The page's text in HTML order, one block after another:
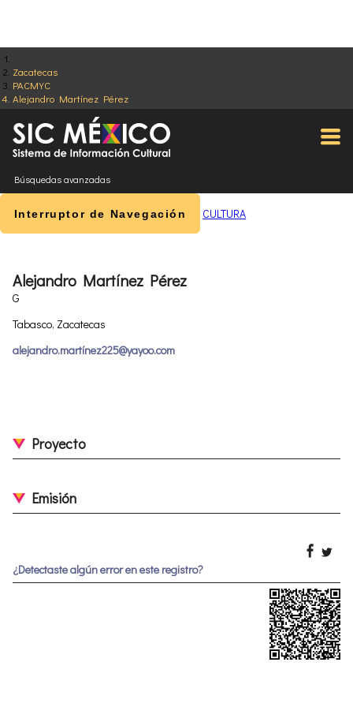
Zacatecas
PACMYC
Alejandro Martínez Pérez
Búsquedas avanzadas
Interruptor de Navegación CULTURA
Alejandro Martínez Pérez
G
Tabasco, Zacatecas
alejandro.martínez225@yayoo.com
Proyecto
Emisión
¿Detectaste algún error en este registro?